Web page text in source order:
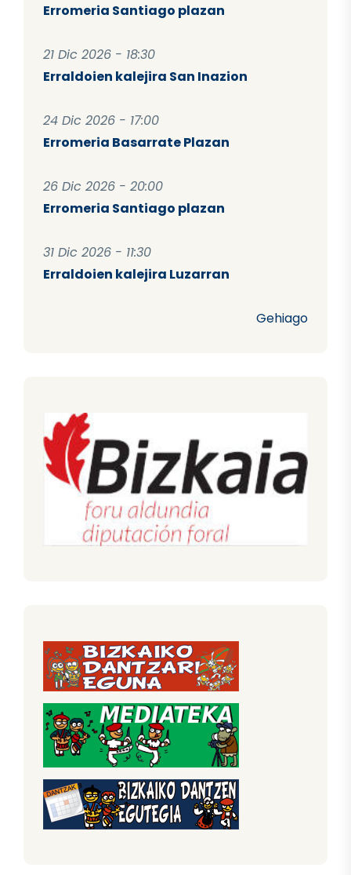
Erromeria Santiago plazan
21 Dic 2026 - 18:30
Erraldoien kalejira San Inazion
24 Dic 2026 - 17:00
Erromeria Basarrate Plazan
26 Dic 2026 - 20:00
Erromeria Santiago plazan
31 Dic 2026 - 11:30
Erraldoien kalejira Luzarran
Gehiago